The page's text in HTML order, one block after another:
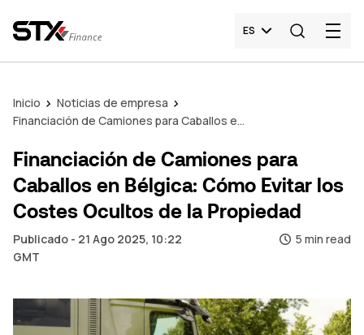
ES
Inicio
Noticias de empresa
Financiación de Camiones para Caballos en Bélgica: Cómo Evitar los Costes Ocultos de la Propiedad
Financiación de Camiones para
Caballos en Bélgica: Cómo Evitar los
Costes Ocultos de la Propiedad
Publicado - 21 Ago 2025, 10:22
GMT
5 min read